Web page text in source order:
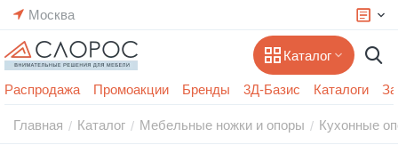
Москва
Каталог
Распродажа Промоакции Бренды 3Д-Базис Каталоги
Главная / Каталог / Мебельные ножки и опоры / Кухонные